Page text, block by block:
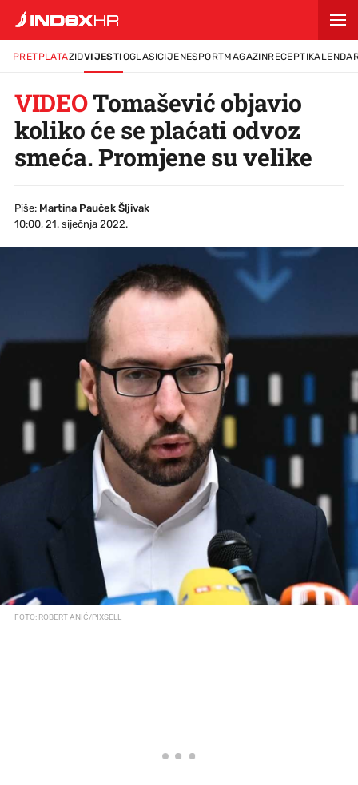
PRETPLATAZIDVIJESTIOGLASICIJENESPORTMAGAZINRECEPTI
VIDEOTomašević objavio
koliko će se plaćati odvoz
smeća. Promjene su velike
Piše: Martina Pauček Šljivak
10:00, 21. siječnja 2022.
FOTO: ROBERT ANIĆ/PIXSELL